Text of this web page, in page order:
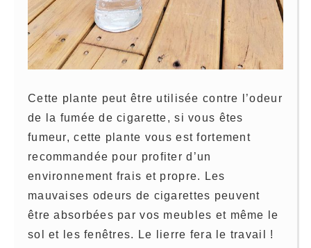
Cette plante peut être utilisée contre l’odeur
de la fumée de cigarette, si vous êtes
fumeur, cette plante vous est fortement
recommandée pour profiter d’un
environnement frais et propre. Les
mauvaises odeurs de cigarettes peuvent
être absorbées par vos meubles et même le
sol et les fenêtres. Le lierre fera le travail !